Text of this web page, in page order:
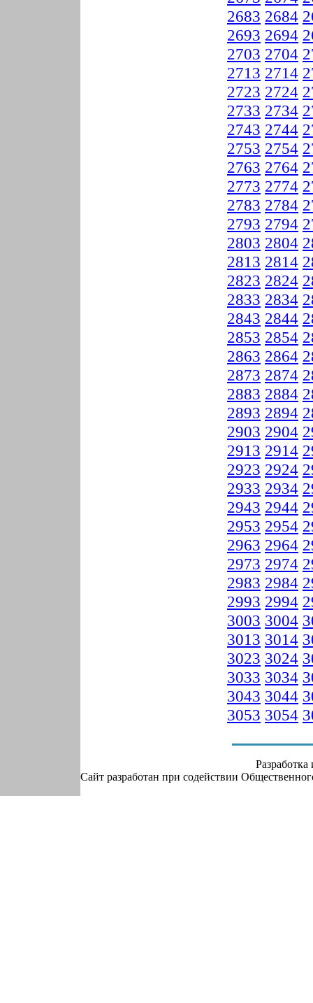
2683 2684
2693 2694
2703 2704
2713 2714
2723 2724
2733 2734
2743 2744
2753 2754
2763 2764
2773 2774
2783 2784
2793 2794
2803 2804
2813 2814
2823 2824
2833 2834
2843 2844
2853 2854
2863 2864
2873 2874
2883 2884
2893 2894
2903 2904
2913 2914
2923 2924
2933 2934
2943 2944
2953 2954
2963 2964
2973 2974
2983 2984
2993 2994
3003 3004
3013 3014
3023 3024
3033 3034
3043 3044
3053 3054
Сайт разработан при содействии